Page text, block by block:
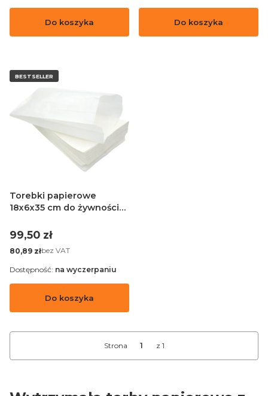
Do koszyka Do koszyka
BESTSELLER
Torebki papierowe
18x6x35 cm do żywności
Cena
99,50 zł
Cena
80,89 złbez VAT
Do koszyka
Dostępność: na wyczerpaniu
Strona z 1